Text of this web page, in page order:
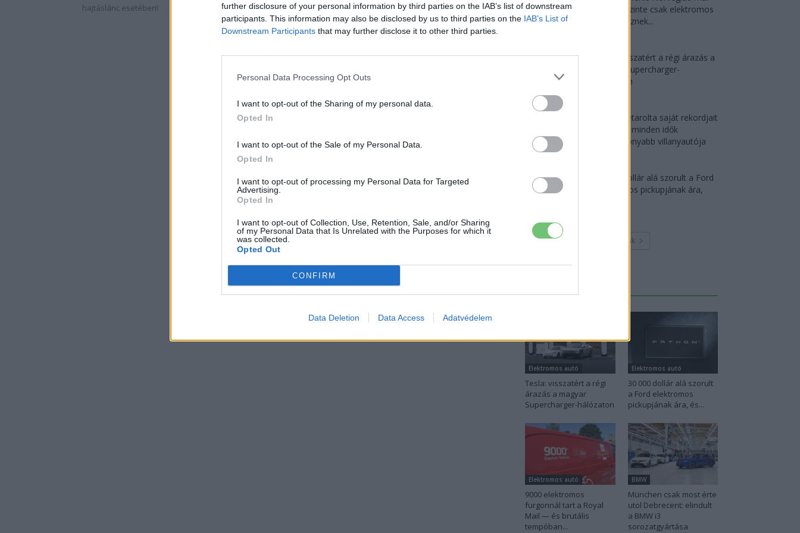
further disclosure of your personal information by third parties on the IAB’s list of downstream
participants. This information may also be disclosed by us to third parties on the IAB’s List of
Downstream Participants that may further disclose it to other third parties.
Personal Data Processing Opt Outs
I want to opt-out of the Sharing of my personal data.
Opted In
I want to opt-out of the Sale of my Personal Data.
Opted In
I want to opt-out of processing my Personal Data for Targeted
Advertising.
Opted In
I want to opt-out of Collection, Use, Retention, Sale, and/or Sharing
of my Personal Data that Is Unrelated with the Purposes for which it
was collected.
Opted Out
CONFIRM
Data Deletion Data Access Adatvédelem
hajtáslánc esetében!
elektromos változatot, aminek most az első jeleit
láthatjuk.
náluk is szinte csak elektromos
autót vesznek...
Tesla: visszatért a régi árazás a
magyar Supercharger-
hálózaton
Az Audi letarolta saját rekordjait
— készül minden idők
leghatékonyabb villanyautója
30 000 dollár alá szorult a Ford
elektromos pickupjának ára,
Továbbiak
Elektromos autó
Tesla: visszatért a régi
árazás a magyar
Supercharger-hálózaton
Elektromos autó
30 000 dollár alá szorult
a Ford elektromos
pickupjának ára, és...
Elektromos autó
9000 elektromos
furgonnál tart a Royal
Mail — és brutális
tempóban...
BMW
München csak most érte
utol Debrecent: elindult
a BMW i3
sorozatgyártása